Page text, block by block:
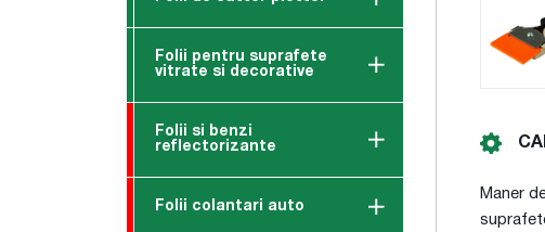
Folii pentru suprafete
vitrate si decorative
Folii si benzi
reflectorizante
Folii colantari auto
Maner